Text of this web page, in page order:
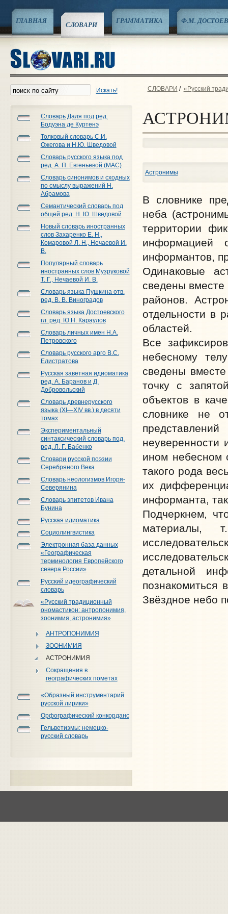
ГЛАВНАЯ СЛОВАРИ ГРАММАТИКА Ф.М.
Искать!
Словарь Даля под ред.
Бодуэна де Куртенэ
Толковый словарь С.И.
Ожегова и Н.Ю. Шведовой
Словарь русского языка под
ред. А. П. Евгеньевой (МАС)
Словарь синонимов и сходных
по смыслу выражений Н.
Абрамова
Семантический словарь под
общей ред. Н. Ю. Шведовой
Новый словарь иностранных
слов Захаренко Е. Н.,
Комаровой Л. Н., Нечаевой И.
В.
Популярный словарь
иностранных слов Музруковой
Т. Г., Нечаевой И. В.
Словарь языка Пушкина отв.
ред. В. В. Виноградов
Словарь языка Достоевского
гл. ред. Ю.Н. Караулов
Словарь личных имен Н.А.
Петровского
Словарь русского арго В.С.
Елистратова
Русская заветная идиоматика
ред. А. Баранов и Д.
Добровольский
Словарь древнерусского
языка (XI—XIV вв.) в десяти
томах
Экспериментальный
синтаксический словарь под.
ред. Л. Г. Бабенко
Словари русской поэзии
Серебряного Века
Словарь неологизмов Игоря-
Северянина
Словарь эпитетов Ивана
Бунина
Русская идиоматика
Социолингвистика
Электронная база данных
«Географическая
терминология Европейского
севера России»
Русский идеографический
словарь
«Русский традиционный
ономастикон: антропонимия,
зоонимия, астронимия»
АНТРОПОНИМИЯ
ЗООНИМИЯ
АСТРОНИМИЯ
Сокращения в
географических пометах
«Образный инструментарий
русской лирики»
Орфографический конкорданс
Гельветизмы: немецко-
русский словарь
СЛОВАРИ / «Русский
Астронимы
В словнике
неба
территории
информацией
информантов,
Одинаковые
сведены вместе
районов.
отдельности в
областей.
Все
небесному
сведены
точку с
объектов в
словнике не
ином небесном
такого рода
их
информанта,
Подчеркнем,
материалы,
детальной
Звёздное небо